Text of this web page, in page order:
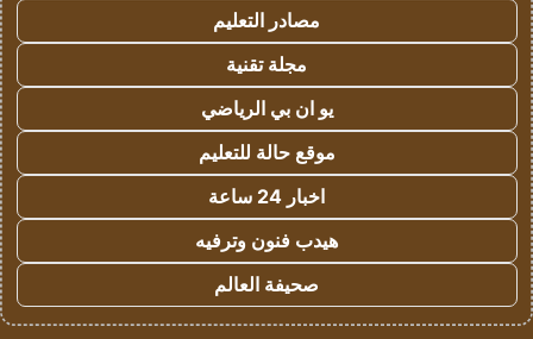
مصادر التعليم
مجلة تقنية
يو ان بي الرياضي
موقع حالة للتعليم
اخبار 24 ساعة
هيدب فنون وترفيه
صحيفة العالم